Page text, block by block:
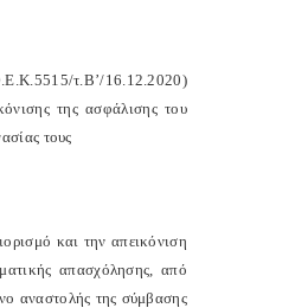
τ.Β’/16.12.2020)
της ασφάλισης του
τους
και την απεικόνιση
απασχόλησης, από
αναστολής της σύμβασης